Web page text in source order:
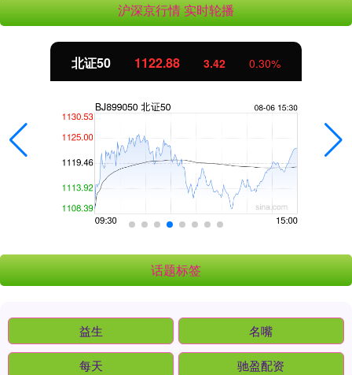
沪深京行情 实时轮播
北证50 1122.88 3.42 0.30%
话题标签
益生 名嘴
每天 驰盈配资